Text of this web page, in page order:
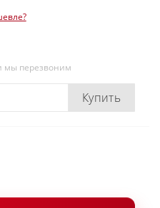
мы перезвоним
Купить